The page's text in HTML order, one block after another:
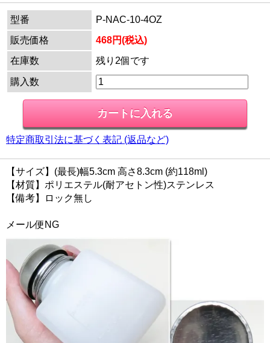
型番
P-NAC-10-4OZ
販売価格
468円(税込)
在庫数
残り2個です
購入数
特定商取引法に基づく表記 (返品など)
【サイズ】(最長)幅5.3cm 高さ8.3cm (約118ml)
【材質】ポリエステル(耐アセトン性)ステンレス
【備考】ロック無し
メール便NG